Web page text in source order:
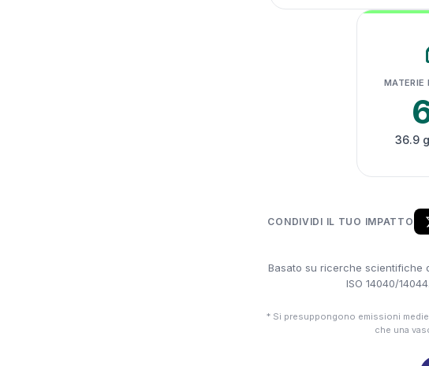
MATERIE
36.9
CONDIVIDI IL TUO IMPATTO
Basato su ricerche scientifiche
ISO 14040/14044.
* Si presuppongono emissioni medie
che una